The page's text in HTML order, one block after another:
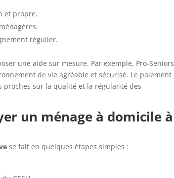
et propre.
régulier.
une aide sur mesure. Par exemple, Pro-Seniors
de vie agréable et sécurisé. Le paiement
proches sur la qualité et la régularité des
un ménage à domicile à
se fait en quelques étapes simples :